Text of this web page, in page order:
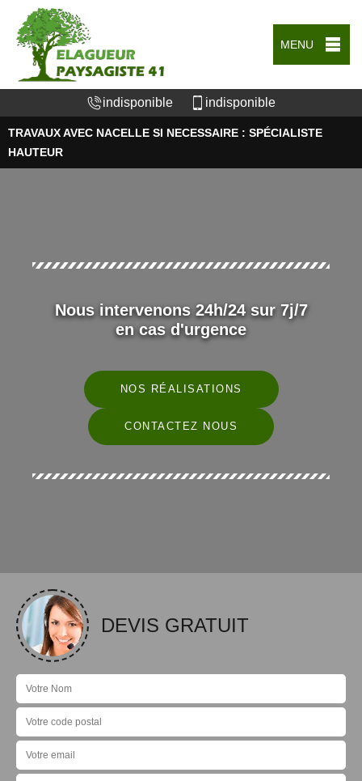
MENU
indisponible indisponible
TRAVAUX AVEC NACELLE SI NECESSAIRE : SPÉCIALISTE
HAUTEUR
Nous intervenons 24h/24 sur 7j/7
en cas d'urgence
NOS RÉALISATIONS
CONTACTEZ NOUS
DEVIS GRATUIT